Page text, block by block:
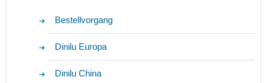
Bestellvorgang
Dinilu Europa
Dinilu China